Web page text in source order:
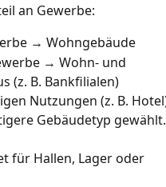
an Gewerbe:
→ Wohngebäude
→ Wohn- und
(z. B. Bankfilialen)
Nutzungen (z. B.
Gebäudetyp gewählt.
für Hallen, Lager oder